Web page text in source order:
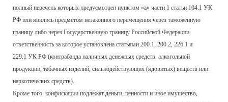
полный перечень которых предусмотрен пунктом «а» части 1 статьи 104.1 УК
РФ или явились предметом незаконного перемещения через таможенную
границу либо через Государственную границу Российской Федерации,
ответственность за которое установлена статьями 200.1, 200.2, 226.1 и
229.1 УК РФ (контрабанда наличных денежных средств, алкогольной
продукции, табачных изделий, сильнодействующих (ядовитых) веществ или
наркотических средств).
Кроме того, конфискации подлежат деньги, ценности и иное имущество,